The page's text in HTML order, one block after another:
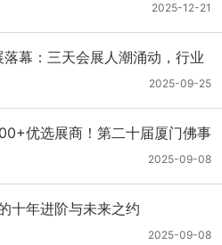
2025-12-21
幕：三天会展人潮涌动，行业
蓝图
2025-09-25
优选展商！第二十届厦门佛事
全面开放！
2025-09-08
十年进阶与未来之约
2025-09-08